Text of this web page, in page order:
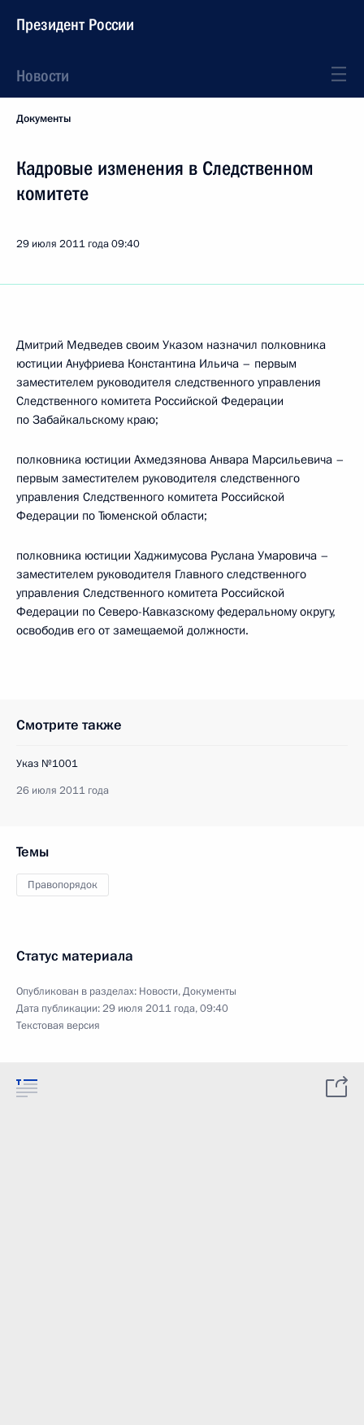
Президент России
Новости
Документы
Кадровые изменения в Следственном
комитете
29 июля 2011 года09:40
Дмитрий Медведев своим Указом назначил полковника
юстиции Ануфриева Константина Ильича – первым
заместителем руководителя следственного управления
Следственного комитета Российской Федерации
по Забайкальскому краю;
полковника юстиции Ахмедзянова Анвара Марсильевича –
первым заместителем руководителя следственного
управления Следственного комитета Российской
Федерации по Тюменской области;
полковника юстиции Хаджимусова Руслана Умаровича –
заместителем руководителя Главного следственного
управления Следственного комитета Российской
Федерации по Северо-Кавказскому федеральному округу,
освободив его от замещаемой должности.
Смотрите также
Указ №1001
26 июля 2011 года
Темы
Правопорядок
Статус материала
Опубликован в разделах: Новости,Документы
Дата публикации:29 июля 2011 года, 09:40
Текстовая версия